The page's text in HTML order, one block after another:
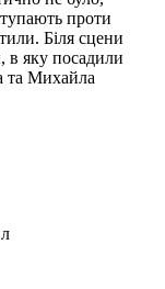
проти
Біля сцени
в яку посадили
та Михайла